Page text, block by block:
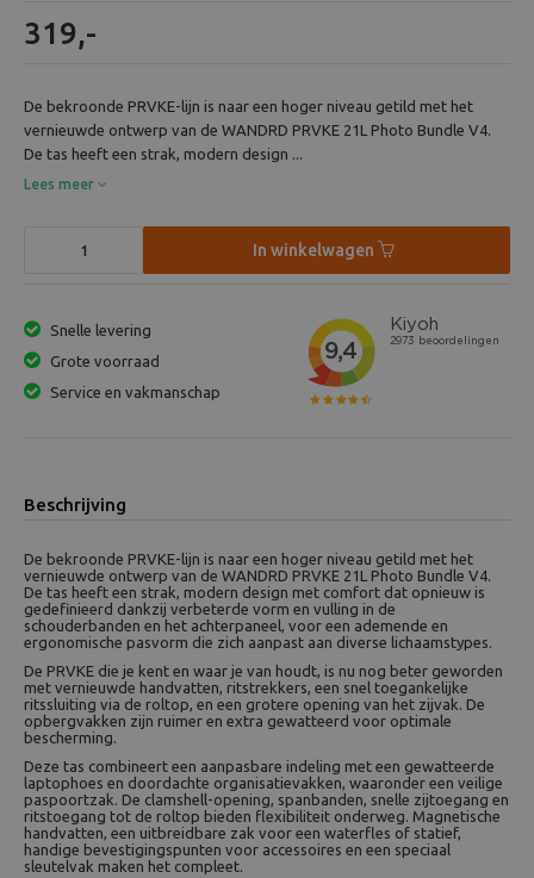
319,-
De bekroonde PRVKE-lijn is naar een hoger niveau getild met het
vernieuwde ontwerp van de WANDRD PRVKE 21L Photo Bundle V4.
De tas heeft een strak, modern design ...
Lees meer
In winkelwagen
Snelle levering
Grote voorraad
Service en vakmanschap
Beschrijving
De bekroonde PRVKE-lijn is naar een hoger niveau getild met het
vernieuwde ontwerp van de WANDRD PRVKE 21L Photo Bundle V4.
De tas heeft een strak, modern design met comfort dat opnieuw is
gedefinieerd dankzij verbeterde vorm en vulling in de
schouderbanden en het achterpaneel, voor een ademende en
ergonomische pasvorm die zich aanpast aan diverse lichaamstypes.
De PRVKE die je kent en waar je van houdt, is nu nog beter geworden
met vernieuwde handvatten, ritstrekkers, een snel toegankelijke
ritssluiting via de roltop, en een grotere opening van het zijvak. De
opbergvakken zijn ruimer en extra gewatteerd voor optimale
bescherming.
Deze tas combineert een aanpasbare indeling met een gewatteerde
laptophoes en doordachte organisatievakken, waaronder een veilige
paspoortzak. De clamshell-opening, spanbanden, snelle zijtoegang en
ritstoegang tot de roltop bieden flexibiliteit onderweg. Magnetische
handvatten, een uitbreidbare zak voor een waterfles of statief,
handige bevestigingspunten voor accessoires en een speciaal
sleutelvak maken het compleet.